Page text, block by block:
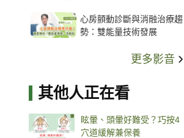
解析支架種類、風險與選擇
關鍵
心房顫動診斷與消融治療趨
勢：雙能量技術發展
更多影音
其他人正在看
眩暈、頭暈好難受？巧按4
穴道緩解兼保養